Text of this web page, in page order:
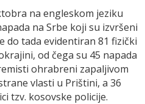
na engleskom jeziku
na Srbe koji su izvršeni
do tada evidentiran 81 fizički
od čega su 45 napada
ohrabreni zapaljivom
vlasti u Prištini, a 36
tzv. kosovske policije.